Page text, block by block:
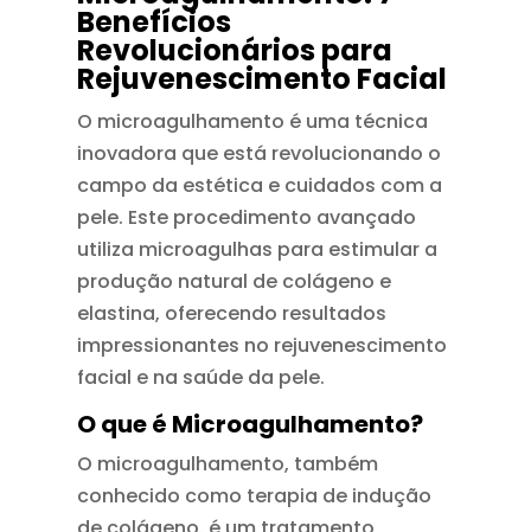
Benefícios
Revolucionários para
Rejuvenescimento Facial
O microagulhamento é uma técnica
inovadora que está revolucionando o
campo da estética e cuidados com a
pele. Este procedimento avançado
utiliza microagulhas para estimular a
produção natural de colágeno e
elastina, oferecendo resultados
impressionantes no rejuvenescimento
facial e na saúde da pele.
O que é Microagulhamento?
O microagulhamento, também
conhecido como terapia de indução